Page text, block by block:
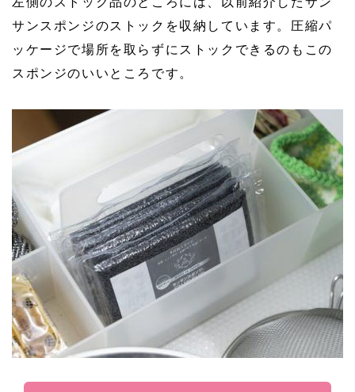
サンスポンジのストックを収納しています。圧縮パ
ッケージで場所を取らずにストックできるのもこの
スポンジのいいところです。